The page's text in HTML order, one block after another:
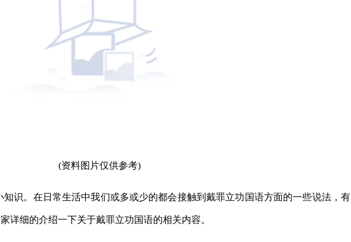
(资料图片仅供参考)
识。在日常生活中我们或多或少的都会接触到戴罪立功国语方面的一些说法，有
详细的介绍一下关于戴罪立功国语的相关内容。